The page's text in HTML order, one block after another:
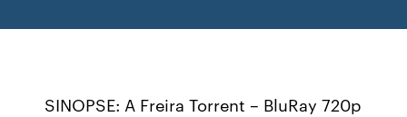
SINOPSE: A Freira Torrent – BluRay 720p